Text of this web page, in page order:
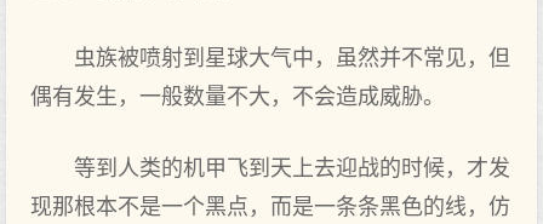
虫族被喷射到星球大气中，虽然并不常见，但
偶有发生，一般数量不大，不会造成威胁。
等到人类的机甲飞到天上去迎战的时候，才发
现那根本不是一个黑点，而是一条条黑色的线，仿